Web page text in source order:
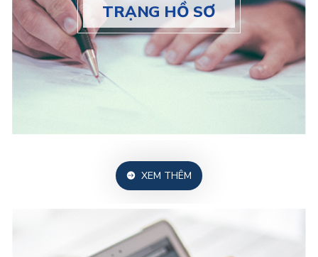
TRẠNG HỒ SƠ
XEM THÊM